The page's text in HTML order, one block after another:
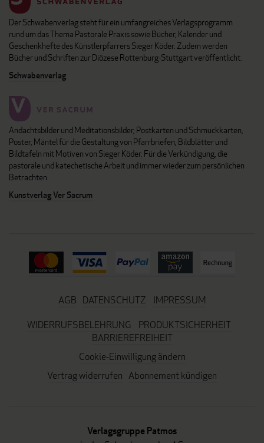
Der Schwabenverlag steht für ein umfangreiches Verlagsprogramm
rund um das Thema Pastorale Praxis sowie Bücher, Kalender und
Geschenkhefte des Künstlerpfarrers Sieger Köder. Zudem werden
Bücher und Schriften zur Diözese Rottenburg-Stuttgart veröffentlicht.
Schwabenverlag
Andachtsbilder und Meditationsbilder, Postkarten und Schmuckkarten,
Poster, Mäntel für die Gestaltung von Pfarrbriefen, Bildblätter und
Bildtafeln mit Motiven von Sieger Köder. Für die Verkündigung, die
pastorale und katechetische Arbeit und immer wieder zum persönlichen
Betrachten.
Kunstverlag Ver Sacrum
AGB DATENSCHUTZ
IMPRESSUM
WIDERRUFSBELEHRUNG
PRODUKTSICHERHEIT
BARRIEREFREIHEIT
Cookie-Einwilligung ändern
Vertrag widerrufen Abonnement kündigen
Verlagsgruppe Patmos